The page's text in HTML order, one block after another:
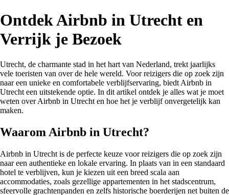
Ontdek Airbnb in Utrecht en
Verrijk je Bezoek
Utrecht, de charmante stad in het hart van Nederland, trekt jaarlijks
vele toeristen van over de hele wereld. Voor reizigers die op zoek zijn
naar een unieke en comfortabele verblijfservaring, biedt Airbnb in
Utrecht een uitstekende optie. In dit artikel ontdek je alles wat je moet
weten over Airbnb in Utrecht en hoe het je verblijf onvergetelijk kan
maken.
Waarom Airbnb in Utrecht?
Airbnb in Utrecht is de perfecte keuze voor reizigers die op zoek zijn
naar een authentieke en lokale ervaring. In plaats van in een standaard
hotel te verblijven, kun je kiezen uit een breed scala aan
accommodaties, zoals gezellige appartementen in het stadscentrum,
sfeervolle grachtenpanden en zelfs historische boerderijen net buiten de